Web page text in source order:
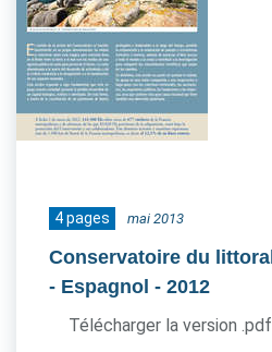
4 pages mai 2013
Conservatoire du littoral
- Espagnol - 2012
Télécharger la version .pdf